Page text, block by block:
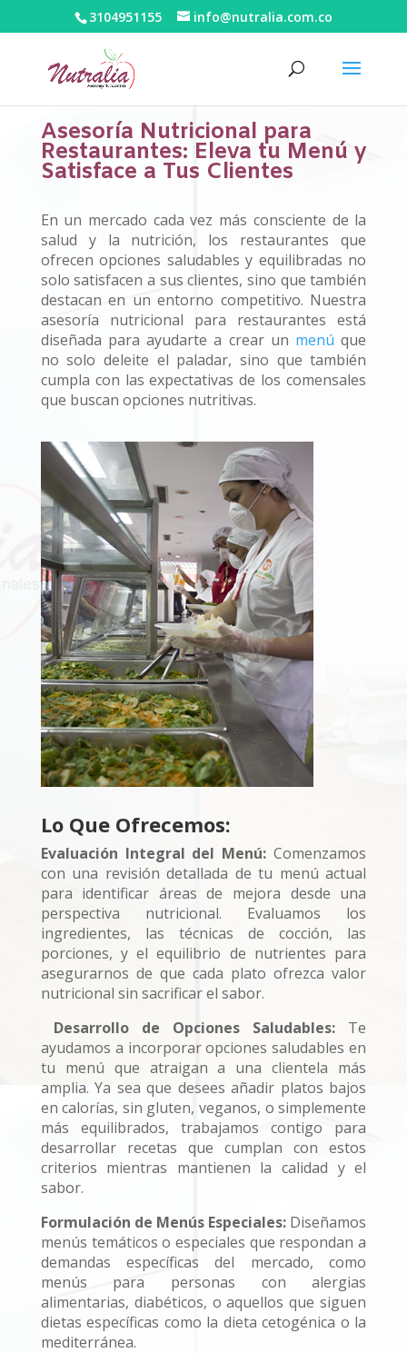
3104951155 info@nutralia.com.co
Asesoría Nutricional para
Restaurantes: Eleva tu Menú y
Satisface a Tus Clientes
En un mercado cada vez más consciente de la
salud y la nutrición, los restaurantes que
ofrecen opciones saludables y equilibradas no
solo satisfacen a sus clientes, sino que también
destacan en un entorno competitivo. Nuestra
asesoría nutricional para restaurantes está
diseñada para ayudarte a crear un menú que
no solo deleite el paladar, sino que también
cumpla con las expectativas de los comensales
que buscan opciones nutritivas.
Lo Que Ofrecemos:
Evaluación Integral del Menú: Comenzamos
con una revisión detallada de tu menú actual
para identificar áreas de mejora desde una
perspectiva nutricional. Evaluamos los
ingredientes, las técnicas de cocción, las
porciones, y el equilibrio de nutrientes para
asegurarnos de que cada plato ofrezca valor
nutricional sin sacrificar el sabor.
Desarrollo de Opciones Saludables: Te
ayudamos a incorporar opciones saludables en
tu menú que atraigan a una clientela más
amplia. Ya sea que desees añadir platos bajos
en calorías, sin gluten, veganos, o simplemente
más equilibrados, trabajamos contigo para
desarrollar recetas que cumplan con estos
criterios mientras mantienen la calidad y el
sabor.
Formulación de Menús Especiales: Diseñamos
menús temáticos o especiales que respondan a
demandas específicas del mercado, como
menús para personas con alergias
alimentarias, diabéticos, o aquellos que siguen
dietas específicas como la dieta cetogénica o la
mediterránea.